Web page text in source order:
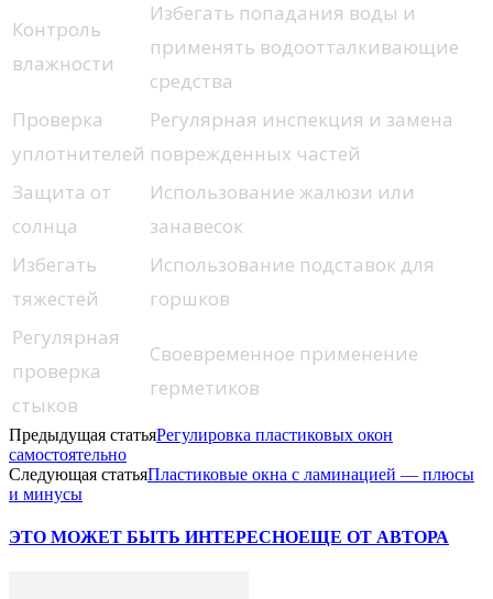
Контроль
влажности
Избегать попадания воды и
применять водоотталкивающие
средства
Проверка
уплотнителей
Регулярная инспекция и замена
поврежденных частей
Защита от
солнца
Использование жалюзи или
занавесок
Избегать
тяжестей
Использование подставок для
горшков
Регулярная
проверка
стыков
Своевременное применение
герметиков
Предыдущая статьяРегулировка пластиковых окон
самостоятельно
Следующая статьяПластиковые окна с ламинацией — плюсы
и минусы
ЭТО МОЖЕТ БЫТЬ ИНТЕРЕСНОЕЩЕ ОТ АВТОРА